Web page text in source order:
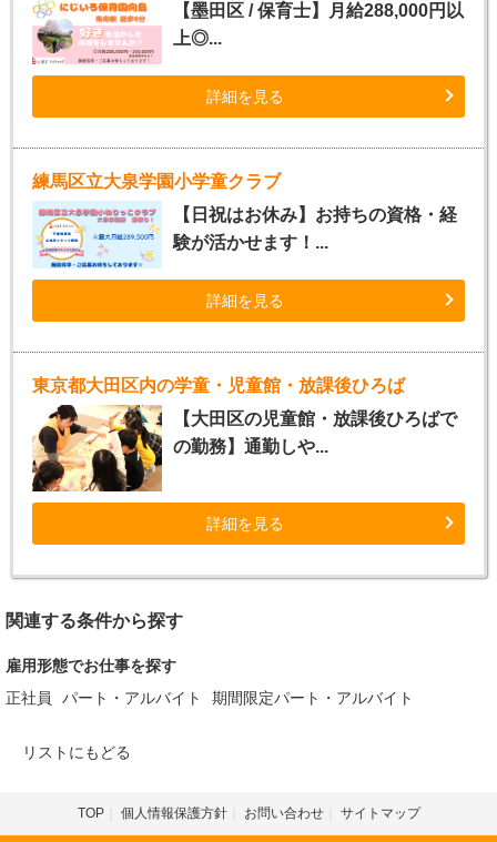
【墨田区 / 保育士】月給288,000円以
上◎...
詳細を見る
練馬区立大泉学園小学童クラブ
【日祝はお休み】お持ちの資格・経
験が活かせます！...
詳細を見る
東京都大田区内の学童・児童館・放課後ひろば
【大田区の児童館・放課後ひろばで
の勤務】通勤しや...
詳細を見る
関連する条件から探す
雇用形態でお仕事を探す
正社員
パート・アルバイト 期間限定パート・アルバイト
リストにもどる
TOP 個人情報保護方針 お問い合わせ サイトマップ